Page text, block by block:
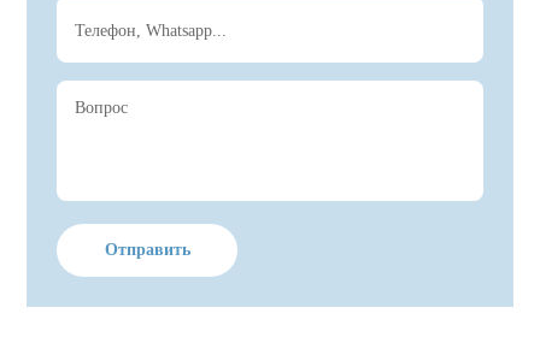
Отправить